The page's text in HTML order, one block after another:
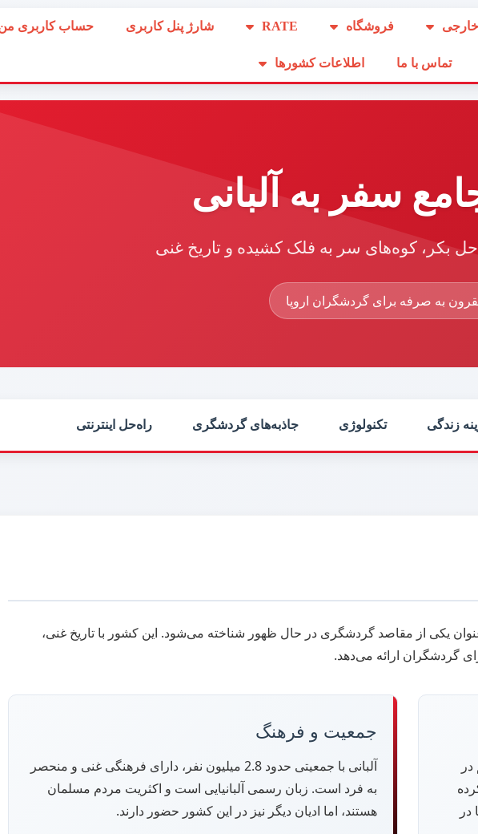
فروشگاه RATE شارژ پنل کاربری حساب کاربری
تماس با ما اطلاعات کشورها
سفر به آلبانی
بکر، کوه‌های سر به فلک کشیده و تاریخ غنی
به صرفه برای گردشگران اروپا
زندگی تکنولوژی جاذبه‌های گردشگری راه‌حل اینترنتی
یکی از مقاصد گردشگری در حال ظهور شناخته می‌شود. این کشور با تاریخ غنی،
گردشگران ارائه می‌دهد.
جمعیت و فرهنگ
آلبانی با جمعیتی حدود 2.8 میلیون نفر، دارای فرهنگی غنی و منحصر
به فرد است. زبان رسمی آلبانیایی است و اکثریت مردم مسلمان
هستند، اما ادیان دیگر نیز در این کشور حضور دارند.